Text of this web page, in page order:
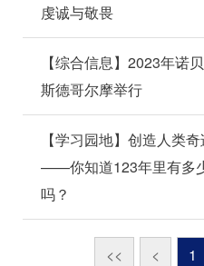
虔诚与敬畏
【综合信息】2023年诺
斯德哥尔摩举行
【学习园地】创造人类
——你知道123年里有多
吗？
<< < 1